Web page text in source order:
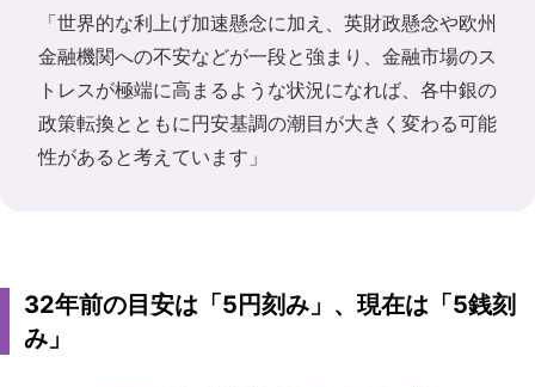
「世界的な利上げ加速懸念に加え、英財政懸念や欧州
金融機関への不安などが一段と強まり、金融市場のス
トレスが極端に高まるような状況になれば、各中銀の
政策転換とともに円安基調の潮目が大きく変わる可能
性があると考えています」
32年前の目安は「5円刻み」、現在は「5銭刻
み」